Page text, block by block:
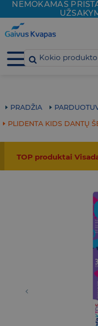
Skip
to
content
NEMOKAMAS
PRADŽIA
PLIDENTA KIDS DANTŲ
TOP produktai